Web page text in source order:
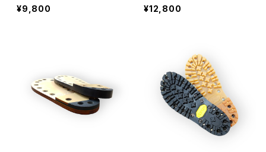
¥9,800
¥12,800